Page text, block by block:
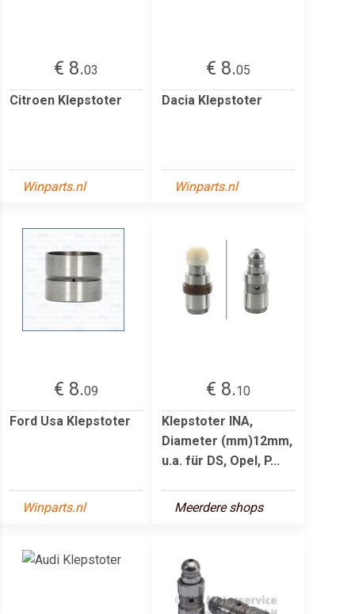
€ 8.03
Citroen Klepstoter
Winparts.nl
€ 8.05
Dacia Klepstoter
Winparts.nl
€ 8.09
Ford Usa Klepstoter
Winparts.nl
€ 8.10
Klepstoter INA,
Diameter (mm)12mm,
u.a. für DS, Opel, P...
Meerdere shops